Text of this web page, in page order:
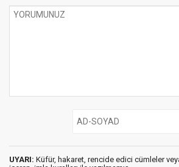
UYARI: Küfür, hakaret, rencide edici cümleler